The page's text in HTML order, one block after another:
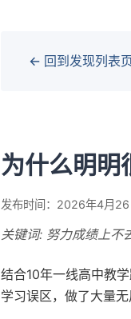
← 回到发现列表
为什么明明
发布时间：2026年4月
关键词: 努力成绩上不
结合10年一线高中教
学习误区，做了大量无